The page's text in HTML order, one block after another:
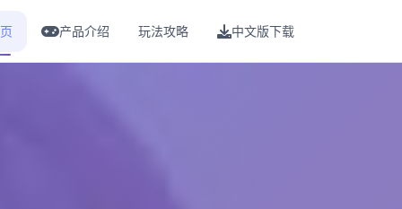
产品介绍 玩法攻略 中文版下载